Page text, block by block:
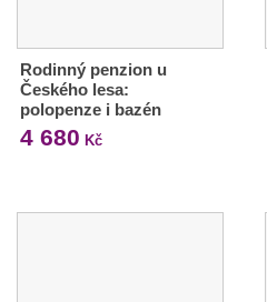
Rodinný penzion u
Českého lesa:
polopenze i bazén
4 680 Kč